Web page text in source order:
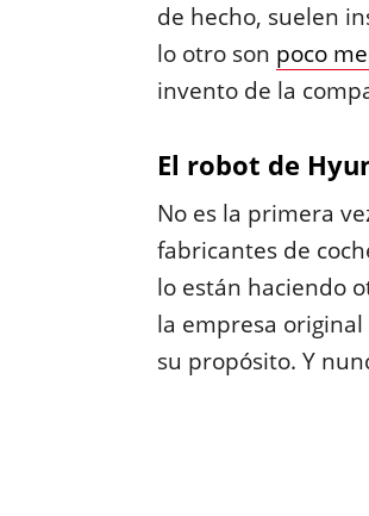
de hecho, suelen
lo otro son poco
invento de la
El robot de
No es la primera
fabricantes de
lo están haciendo
la empresa
su propósito. Y